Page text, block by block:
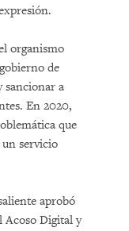
organismo
de
sancionar a
En 2020,
que
servicio
aprobó
Acoso Digital y